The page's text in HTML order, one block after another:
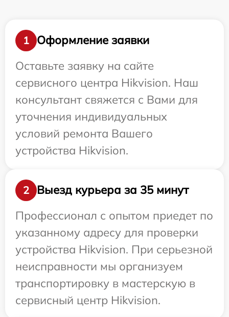
1
Оформление заявки
Оставьте заявку на сайте
сервисного центра Hikvision. Наш
консультант свяжется с Вами для
уточнения индивидуальных
условий ремонта Вашего
устройства Hikvision.
2
Выезд курьера за 35 минут
Профессионал с опытом приедет по
указанному адресу для проверки
устройства Hikvision. При серьезной
неисправности мы организуем
транспортировку в мастерскую в
сервисный центр Hikvision.